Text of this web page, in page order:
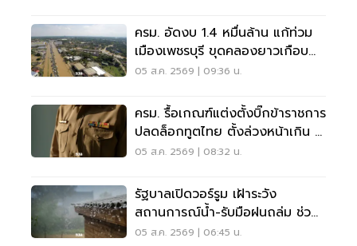
ครม. อัดงบ 1.4 หมื่นล้าน แก้ท่วม
เมืองเพชรบุรี ขุดคลองยาวเกือบ
40 กม.
05 ส.ค. 2569 | 09:36 น.
ครม. รื้อเกณฑ์แต่งตั้งบิ๊กข้าราชการ
ปลดล็อกทูตไทย ตั้งล่วงหน้าเกิน 2
เดือน
05 ส.ค. 2569 | 08:32 น.
รัฐบาลเปิดวอร์รูม เฝ้าระวัง
สถานการณ์น้ำ-รับมือฝนถล่ม ช่วย
เหลือปชช. 24 ชม.
05 ส.ค. 2569 | 06:45 น.